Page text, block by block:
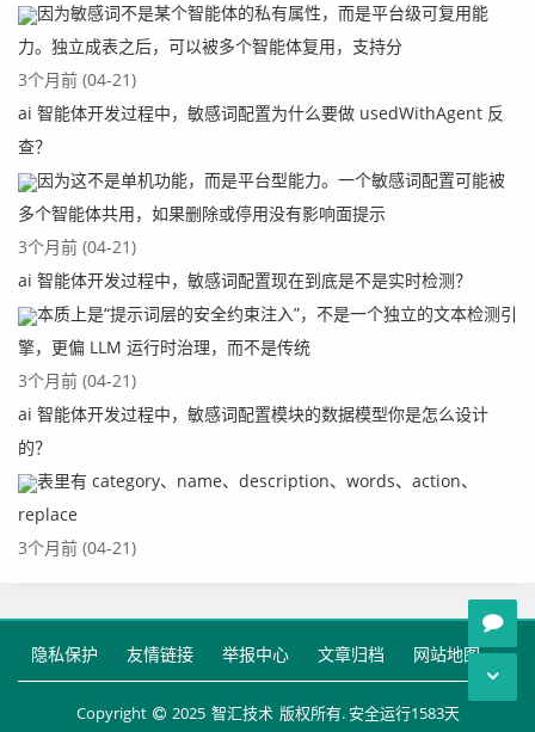
因为敏感词不是某个智能体的私有属性，而是平台级可复用能
力。独立成表之后，可以被多个智能体复用，支持分
3个月前 (04-21)
ai 智能体开发过程中，敏感词配置为什么要做 usedWithAgent 反
查？
因为这不是单机功能，而是平台型能力。一个敏感词配置可能被
多个智能体共用，如果删除或停用没有影响面提示
3个月前 (04-21)
ai 智能体开发过程中，敏感词配置现在到底是不是实时检测？
本质上是“提示词层的安全约束注入”，不是一个独立的文本检测引
擎，更偏 LLM 运行时治理，而不是传统
3个月前 (04-21)
ai 智能体开发过程中，敏感词配置模块的数据模型你是怎么设计
的？
表里有 category、name、description、words、action、
replace
3个月前 (04-21)
隐私保护 友情链接 举报中心 文章归档 网站地图
Copyright 2025 智汇技术 版权所有. 安全运行1583天